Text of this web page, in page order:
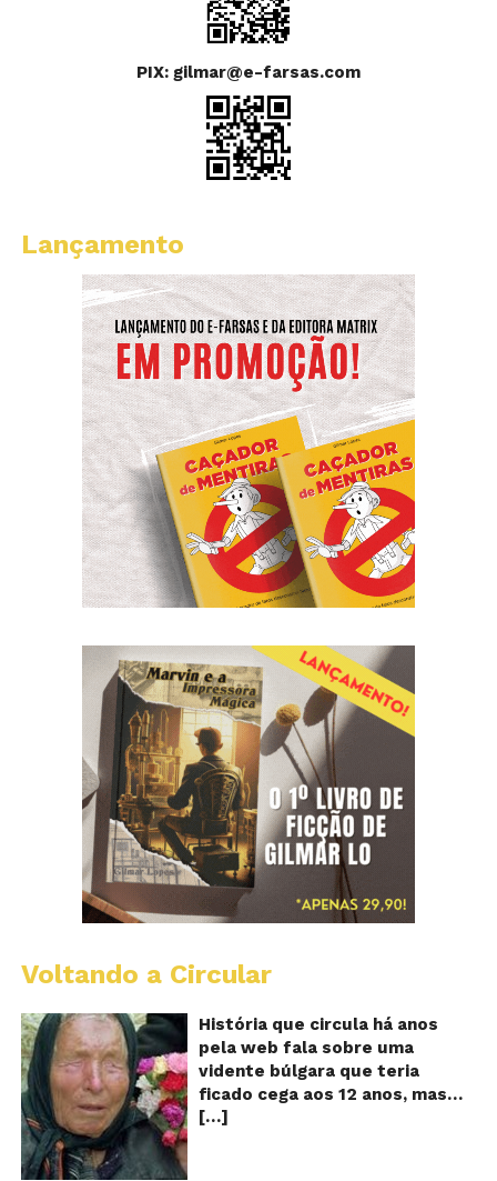
PIX: gilmar@e-farsas.com
Lançamento
Voltando a Circular
História que circula há anos
pela web fala sobre uma
vidente búlgara que teria
ficado cega aos 12 anos, mas
teria previsto o fim a
[…]